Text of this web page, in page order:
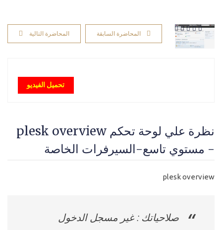
المحاضرة السابقة المحاضرة التالية
تحميل الفيديو
نظرة علي لوحة تحكم plesk overview
- مستوي تاسع-السيرفرات الخاصة
plesk overview
صلاحياتك : غير مسجل الدخول